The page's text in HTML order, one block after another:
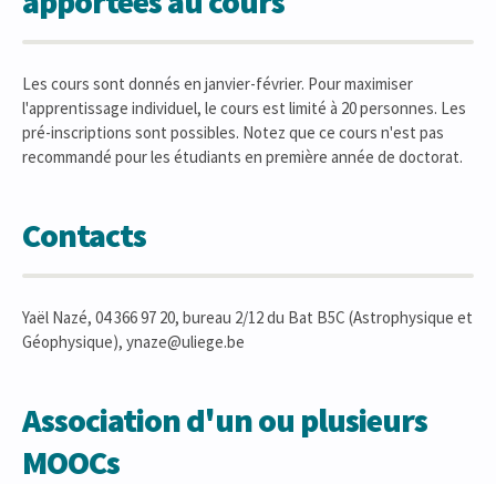
Les cours sont donnés en janvier-février. Pour maximiser
l'apprentissage individuel, le cours est limité à 20 personnes. Les
pré-inscriptions sont possibles. Notez que ce cours n'est pas
recommandé pour les étudiants en première année de doctorat.
Contacts
Yaël Nazé, 04 366 97 20, bureau 2/12 du Bat B5C (Astrophysique et
Géophysique), ynaze@uliege.be
Association d'un ou plusieurs
MOOCs